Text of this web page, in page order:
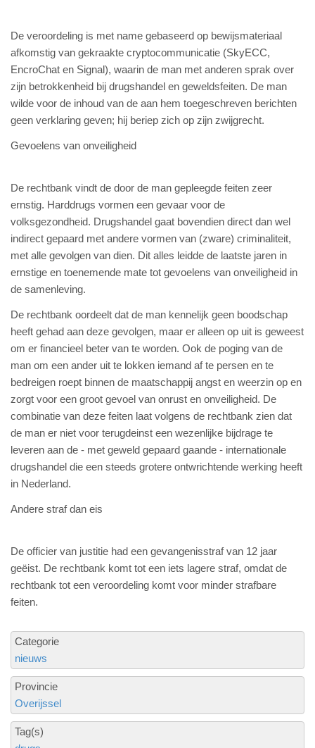
De veroordeling is met name gebaseerd op bewijsmateriaal
afkomstig van gekraakte cryptocommunicatie (SkyECC,
EncroChat en Signal), waarin de man met anderen sprak over
zijn betrokkenheid bij drugshandel en geweldsfeiten. De man
wilde voor de inhoud van de aan hem toegeschreven berichten
geen verklaring geven; hij beriep zich op zijn zwijgrecht.
Gevoelens van onveiligheid
De rechtbank vindt de door de man gepleegde feiten zeer
ernstig. Harddrugs vormen een gevaar voor de
volksgezondheid. Drugshandel gaat bovendien direct dan wel
indirect gepaard met andere vormen van (zware) criminaliteit,
met alle gevolgen van dien. Dit alles leidde de laatste jaren in
ernstige en toenemende mate tot gevoelens van onveiligheid in
de samenleving.
De rechtbank oordeelt dat de man kennelijk geen boodschap
heeft gehad aan deze gevolgen, maar er alleen op uit is geweest
om er financieel beter van te worden. Ook de poging van de
man om een ander uit te lokken iemand af te persen en te
bedreigen roept binnen de maatschappij angst en weerzin op en
zorgt voor een groot gevoel van onrust en onveiligheid. De
combinatie van deze feiten laat volgens de rechtbank zien dat
de man er niet voor terugdeinst een wezenlijke bijdrage te
leveren aan de - met geweld gepaard gaande - internationale
drugshandel die een steeds grotere ontwrichtende werking heeft
in Nederland.
Andere straf dan eis
De officier van justitie had een gevangenisstraf van 12 jaar
geëist. De rechtbank komt tot een iets lagere straf, omdat de
rechtbank tot een veroordeling komt voor minder strafbare
feiten.
Categorie
nieuws
Provincie
Overijssel
Tag(s)